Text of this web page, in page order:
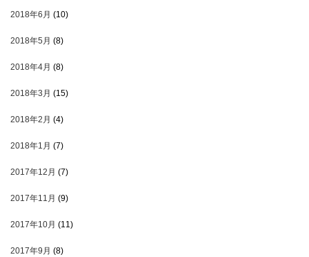
2018年6月 (10)
2018年5月 (8)
2018年4月 (8)
2018年3月 (15)
2018年2月 (4)
2018年1月 (7)
2017年12月 (7)
2017年11月 (9)
2017年10月 (11)
2017年9月 (8)